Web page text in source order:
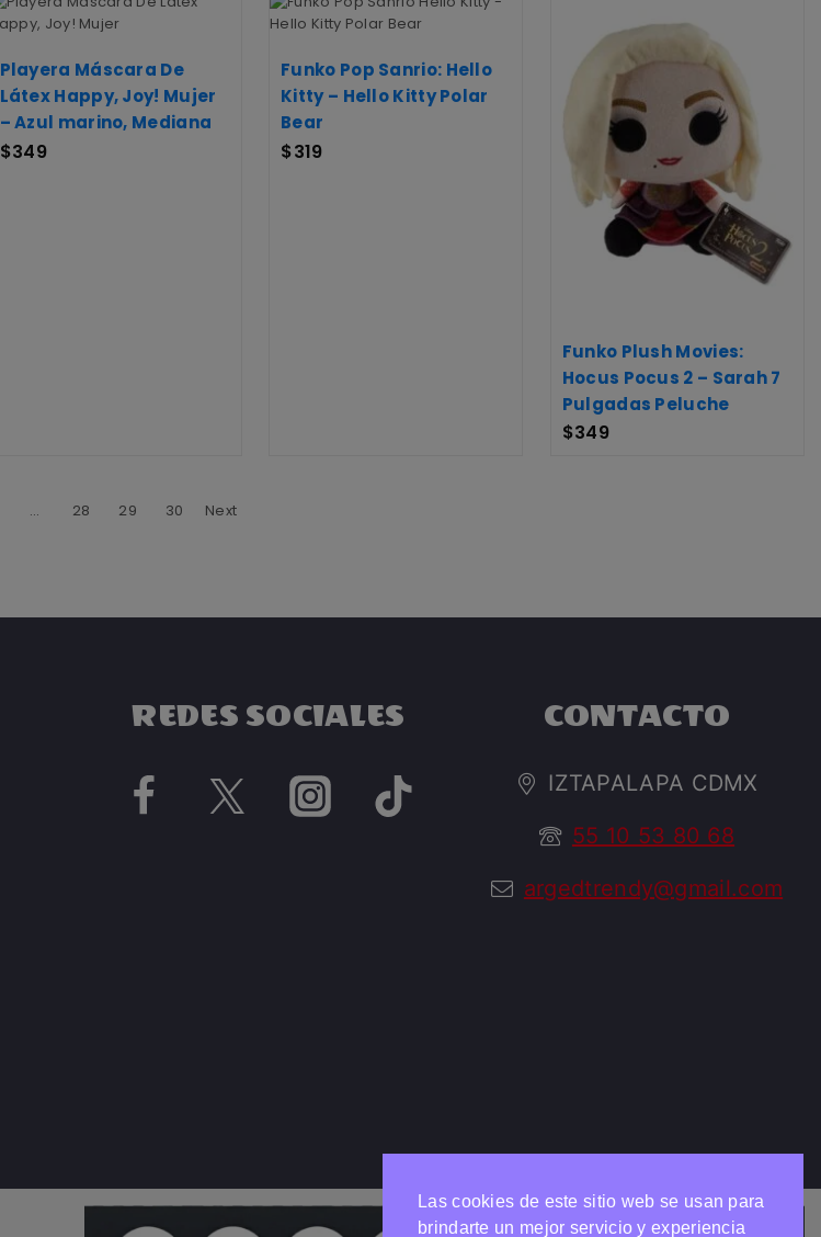
Playera Máscara De
Látex Happy, Joy! Mujer
– Azul marino, Mediana
$349
Funko Pop Sanrio: Hello
Kitty – Hello Kitty Polar
Bear
$319
Funko Plush Movies:
Hocus Pocus 2 – Sarah 7
Pulgadas Peluche
$349
… 28 29 30 Next
REDES SOCIALES CONTACTO
IZTAPALAPA CDMX
55 10 53 80 68
argedtrendy@gmail.com
Las cookies de este sitio web se usan para
brindarte un mejor servicio y experiencia